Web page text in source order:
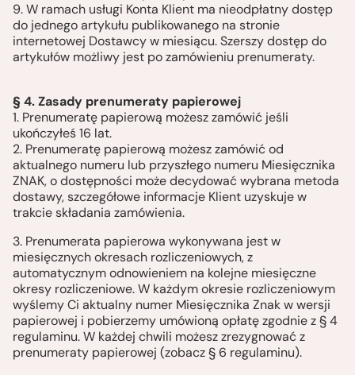
9. W ramach usługi Konta Klient ma nieodpłatny dostęp
do jednego artykułu publikowanego na stronie
internetowej Dostawcy w miesiącu. Szerszy dostęp do
artykułów możliwy jest po zamówieniu prenumeraty.
§ 4. Zasady prenumeraty papierowej
1. Prenumeratę papierową możesz zamówić jeśli
ukończyłeś 16 lat.
2. Prenumeratę papierową możesz zamówić od
aktualnego numeru lub przyszłego numeru Miesięcznika
ZNAK, o dostępności może decydować wybrana metoda
dostawy, szczegółowe informacje Klient uzyskuje w
trakcie składania zamówienia.
3. Prenumerata papierowa wykonywana jest w
miesięcznych okresach rozliczeniowych, z
automatycznym odnowieniem na kolejne miesięczne
okresy rozliczeniowe. W każdym okresie rozliczeniowym
wyślemy Ci aktualny numer Miesięcznika Znak w wersji
papierowej i pobierzemy umówioną opłatę zgodnie z § 4
regulaminu. W każdej chwili możesz zrezygnować z
prenumeraty papierowej (zobacz § 6 regulaminu).